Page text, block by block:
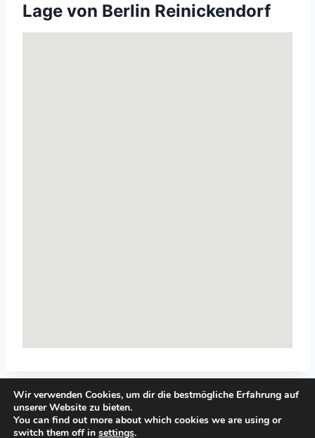
Lage von Berlin Reinickendorf
Wir verwenden Cookies, um dir die bestmögliche Erfahrung auf
unserer Website zu bieten.
You can find out more about which cookies we are using or
switch them off in settings.